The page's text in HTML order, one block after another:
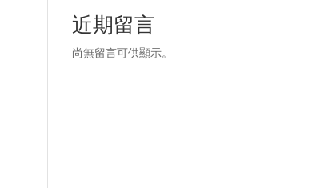
近期留言
尚無留言可供顯示。